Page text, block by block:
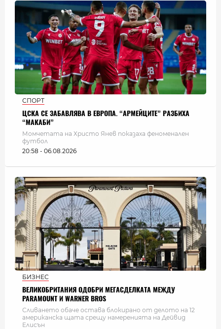
СПОРТ
ЦСКА СЕ ЗАБАВЛЯВА В ЕВРОПА. “АРМЕЙЦИТЕ” РАЗБИХА
“МАКАБИ”
Момчетата на Христо Янев показаха феноменален
футбол
20:58 - 06.08.2026
БИЗНЕС
ВЕЛИКОБРИТАНИЯ ОДОБРИ МЕГАСДЕЛКАТА МЕЖДУ
PARAMOUNT И WARNER BROS
Сливането обаче остава блокирано от делото на 12
американска щата срещу намеренията на Дейвид
Елисън